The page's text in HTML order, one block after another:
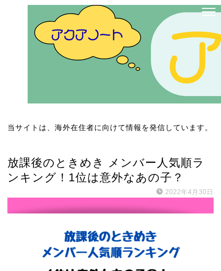
当サイトは、海外在住者に向けて情報を発信しています。
放課後のときめき メンバー人気順ラ
ンキング！1位は意外なあの子？
2022年4月30日